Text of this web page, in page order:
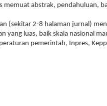
memuat abstrak, pendahuluan,
(sekitar 2-8 halaman jurnal)
yang luas, baik skala nasional
pemerintah, Inpres,